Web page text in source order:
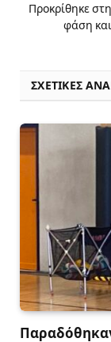
Προκρίθηκε
φάση
ΣΧΕΤΙΚΈΣ